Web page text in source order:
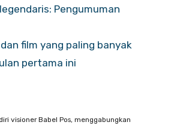
Pengumuman
film yang paling banyak
pertama ini
visioner Babel Pos, menggabungkan